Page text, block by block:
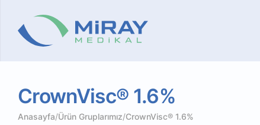
CrownVisc® 1.6%
Anasayfa/Ürün Gruplarımız/CrownVisc® 1.6%